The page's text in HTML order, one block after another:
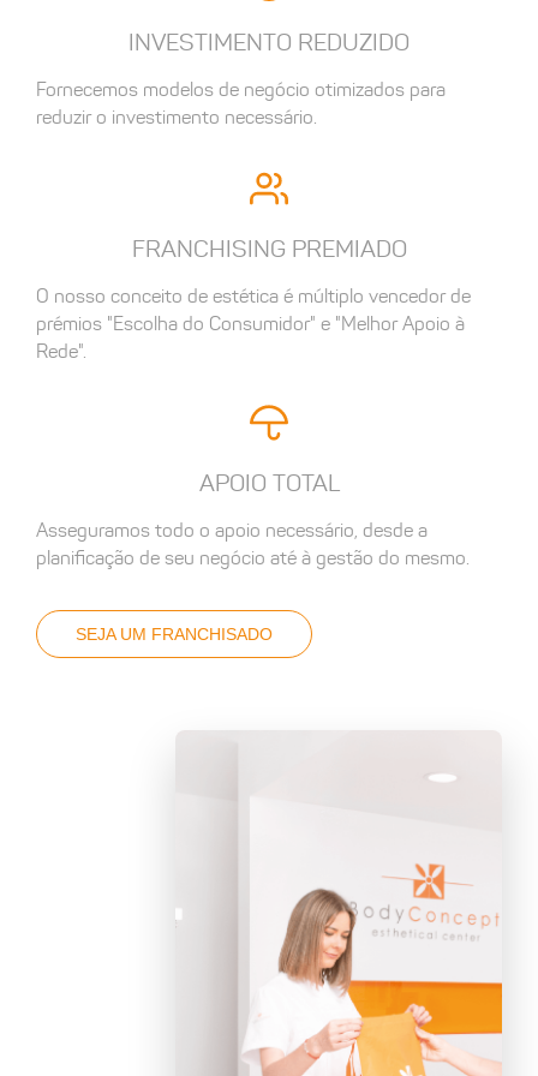
INVESTIMENTO REDUZIDO
Fornecemos modelos de negócio otimizados para
reduzir o investimento necessário.
FRANCHISING PREMIADO
O nosso conceito de estética é múltiplo vencedor de
prémios "Escolha do Consumidor" e "Melhor Apoio à
Rede".
APOIO TOTAL
Asseguramos todo o apoio necessário, desde a
planificação de seu negócio até à gestão do mesmo.
SEJA UM FRANCHISADO